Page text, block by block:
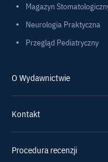
Magazyn
Neurologia Praktyczna
Przegląd Pediatryczny
O Wydawnictwie
Kontakt
Procedura recenzji